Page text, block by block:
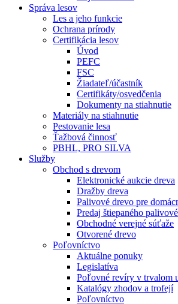
Správa lesov
Les a jeho funkcie
Ochrana prírody
Certifikácia lesov
Úvod
PEFC
FSC
Žiadateľ/účastník
Certifikáty/osvedčenia
Dokumenty na stiahnutie
Materiály na stiahnutie
Pestovanie lesa
Ťažbová činnosť
PBHL, PRO SILVA
Služby
Obchod s drevom
Elektronické aukcie dreva
Dražby dreva
Palivové drevo pre
Predaj štiepaného
Obchodné verejné súťaže
Otvorené drevo
Poľovníctvo
Aktuálne ponuky
Legislatíva
Poľovné revíry v trvalom
Katalógy zhodov a trofejí
Poľovníctvo